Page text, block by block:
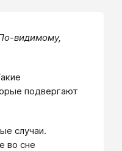
видимому,
подвергают
случаи.
во сне